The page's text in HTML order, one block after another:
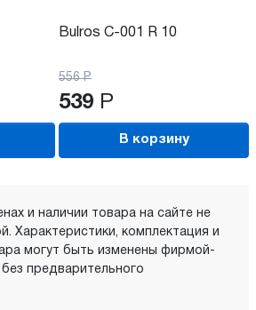
Bulros C-001 R 10
556 Р
539 Р
В корзину
и наличии товара на сайте не
Характеристики, комплектация и
могут быть изменены фирмой-
предварительного